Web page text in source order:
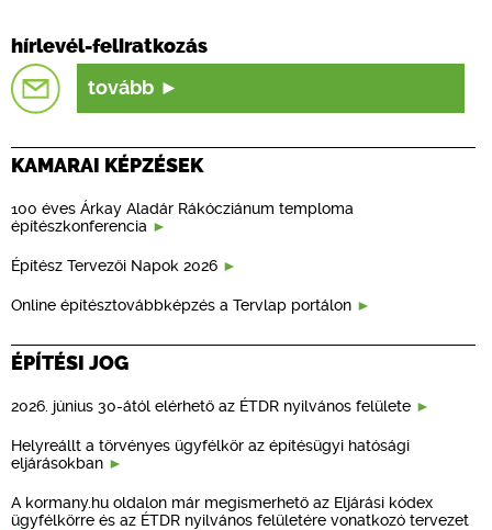
hírlevél-feliratkozás
tovább
KAMARAI KÉPZÉSEK
100 éves Árkay Aladár Rákócziánum temploma
építészkonferencia
Építész Tervezői Napok 2026
Online építésztovábbképzés a Tervlap portálon
ÉPÍTÉSI JOG
2026. június 30-ától elérhető az ÉTDR nyilvános felülete
Helyreállt a törvényes ügyfélkör az építésügyi hatósági
eljárásokban
A kormany.hu oldalon már megismerhető az Eljárási kódex
ügyfélkörre és az ÉTDR nyilvános felületére vonatkozó tervezet